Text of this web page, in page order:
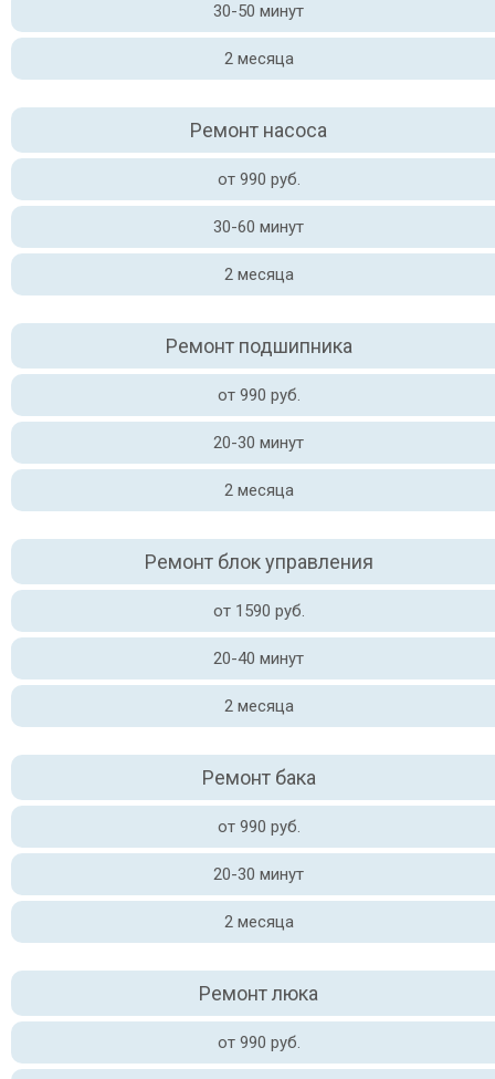
30-50 минут
2 месяца
Ремонт насоса
от 990 руб.
30-60 минут
2 месяца
Ремонт подшипника
от 990 руб.
20-30 минут
2 месяца
Ремонт блок управления
от 1590 руб.
20-40 минут
2 месяца
Ремонт бака
от 990 руб.
20-30 минут
2 месяца
Ремонт люка
от 990 руб.